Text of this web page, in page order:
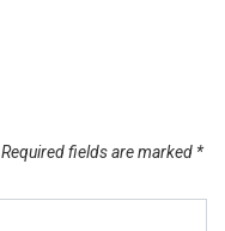
Required fields are marked *